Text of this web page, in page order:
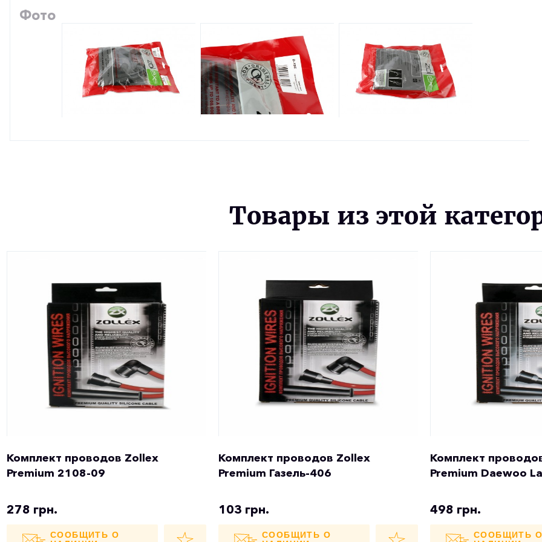
Фото
Товары из этой
Комплект проводов Zollex
Premium 2108-09
278 грн.
СООБЩИТЬ О
Комплект проводов Zollex
Premium Газель-406
103 грн.
СООБЩИТЬ О
Комплект
Premium Daewoo
498 грн.
СООБЩИТЬ О